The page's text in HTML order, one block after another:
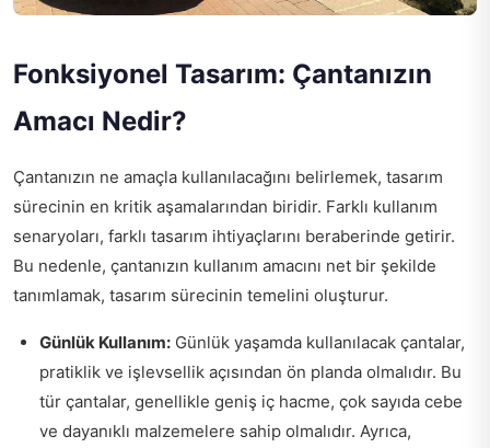
Fonksiyonel Tasarım: Çantanızın
Amacı Nedir?
Çantanızın ne amaçla kullanılacağını belirlemek, tasarım
sürecinin en kritik aşamalarından biridir. Farklı kullanım
senaryoları, farklı tasarım ihtiyaçlarını beraberinde getirir.
Bu nedenle, çantanızın kullanım amacını net bir şekilde
tanımlamak, tasarım sürecinin temelini oluşturur.
Günlük Kullanım: Günlük yaşamda kullanılacak çantalar,
pratiklik ve işlevsellik açısından ön planda olmalıdır. Bu
tür çantalar, genellikle geniş iç hacme, çok sayıda cebe
ve dayanıklı malzemelere sahip olmalıdır. Ayrıca,